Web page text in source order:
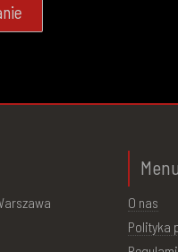
O nas
Polityka